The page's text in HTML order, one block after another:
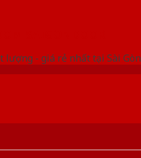
lượng - giá rẻ nhất tại Sài Gòn